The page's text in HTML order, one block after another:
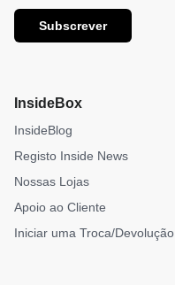
Subscrever
InsideBox
InsideBlog
Registo Inside News
Nossas Lojas
Apoio ao Cliente
Iniciar uma Troca/Devolução